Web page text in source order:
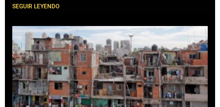
SEGUIR LEYENDO